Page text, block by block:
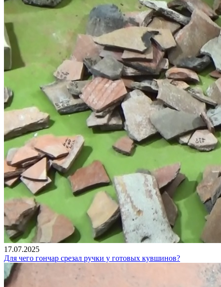
17.07.2025
Для чего гончар срезал ручки у готовых кувшинов?